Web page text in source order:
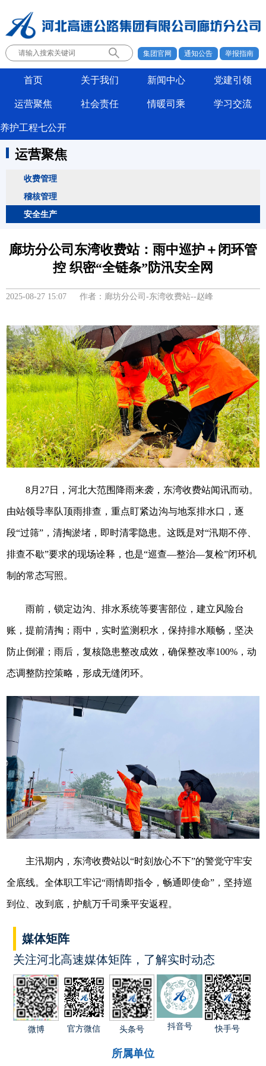
集团官网 通知公告 举报指南
首页 关于我们 新闻中心 党建引领
运营聚焦 社会责任 情暖司乘 学习交流
养护工程七公开
运营聚焦
收费管理
稽核管理
安全生产
廊坊分公司东湾收费站：雨中巡护＋闭环管
控 织密“全链条”防汛安全网
2025-08-27 15:07 作者：廊坊分公司-东湾收费站--赵峰
8月27日，河北大范围降雨来袭，东湾收费站闻讯而动。
由站领导率队顶雨排查，重点盯紧边沟与地泵排水口，逐
段“过筛”，清掏淤堵，即时清零隐患。这既是对“汛期不停、
排查不歇”要求的现场诠释，也是“巡查—整治—复检”闭环机
制的常态写照。
雨前，锁定边沟、排水系统等要害部位，建立风险台
账，提前清掏；雨中，实时监测积水，保持排水顺畅，坚决
防止倒灌；雨后，复核隐患整改成效，确保整改率100%，动
态调整防控策略，形成无缝闭环。
主汛期内，东湾收费站以“时刻放心不下”的警觉守牢安
全底线。全体职工牢记“雨情即指令，畅通即使命”，坚持巡
到位、改到底，护航万千司乘平安返程。
媒体矩阵
关注河北高速媒体矩阵，了解实时动态
微博 官方微信 头条号 抖音号 快手号
所属单位